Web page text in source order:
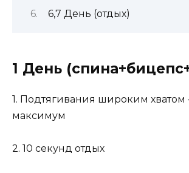
6,7 День (отдых)
1 День
1. Подтягивания широким хватом
максимум
2. 10 секунд отдых